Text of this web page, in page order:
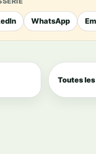
WhatsApp
Toutes